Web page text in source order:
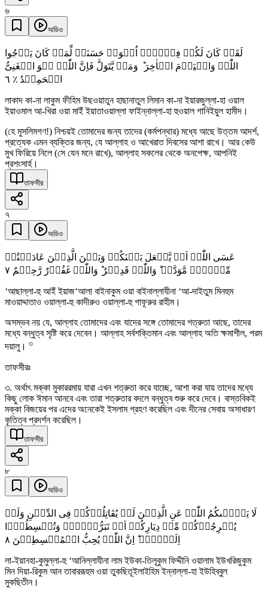
৬
অডিও
لَقَدۡ کَانَ لَکُمۡ فِیۡہِمۡ اُسۡوَۃٌ حَسَنَۃٌ لِّمَنۡ کَانَ یَرۡجُوا
اللّٰہَ وَالۡیَوۡمَ الۡاٰخِرَ ؕ وَمَنۡ یَّتَوَلَّ فَاِنَّ اللّٰہَ ہُوَ الۡغَنِیُّ
الۡحَمِیۡدُ ٪ ٦
লাকাদ কা-না লাকুম ফীহিম উছওয়াতুন হাছানাতুল লিমান কা-না ইয়ারজুল্লা-হা ওয়াল
ইয়াওমাল আ-খিরা ওয়া মাইঁ ইয়াতাওয়াল্লা ফাইন্নাল্লা-হা হুওয়াল গানিইয়ুল হামীদ।
(হে মুসলিমগণ!) নিশ্চয়ই তোমাদের জন্য তাদের (কর্মপন্থার) মধ্যে আছে উত্তম আদর্শ,
প্রত্যেক এমন ব্যক্তির জন্য, যে আল্লাহ ও আখেরাত দিবসের আশা রাখে। আর কেউ
মুখ ফিরিয়ে নিলে (সে যেন মনে রাখে), আল্লাহ সকলের থেকে অনপেক্ষ, আপনিই
প্রশংসার্হ।
তাফসীর
৭
অডিও
عَسَی اللّٰہُ اَنۡ یَّجۡعَلَ بَیۡنَکُمۡ وَبَیۡنَ الَّذِیۡنَ عَادَیۡتُمۡ
مِّنۡہُمۡ مَّوَدَّۃً ؕ وَاللّٰہُ قَدِیۡرٌ ؕ وَاللّٰہُ غَفُوۡرٌ رَّحِیۡمٌ ٧
‘আছাল্লা-হু আইঁ ইয়াজ‘আলা বাইনাকুম ওয়া বাইনাল্লাযীনা ‘আ-দাইতুম মিনহুম
মাওয়াদ্দাতাও ওয়াল্লা-হু কাদীরুও ওয়াল্লা-হু গাফূরুর রাহীম।
অসম্ভব নয় যে, আল্লাহ তোমাদের এবং যাদের সঙ্গে তোমাদের শত্রুতা আছে, তাদের
মধ্যে বন্ধুত্ব সৃষ্টি করে দেবেন। আল্লাহ সর্বশক্তিমান এবং আল্লাহ অতি ক্ষমাশীল, পরম
দয়ালু। ৩
তাফসীরঃ
৩. অর্থাৎ মক্কা মুকাররমায় যারা এখন শত্রুতা করে যাচ্ছে, আশা করা যায় তাদের মধ্যে
কিছু লোক ঈমান আনবে এবং তারা শত্রুতার বদলে বন্ধুত্ব শুরু করে দেবে। বাস্তবিকই
মক্কা বিজয়ের পর এদের অনেকেই ইসলাম গ্রহণ করেছিল এবং দীনের সেবায় অসাধারণ
কৃতিত্ব প্রদর্শন করেছিল।
তাফসীর
৮
অডিও
لَا یَنۡہٰىکُمُ اللّٰہُ عَنِ الَّذِیۡنَ لَمۡ یُقَاتِلُوۡکُمۡ فِی الدِّیۡنِ وَلَمۡ
یُخۡرِجُوۡکُمۡ مِّنۡ دِیَارِکُمۡ اَنۡ تَبَرُّوۡہُمۡ وَتُقۡسِطُوۡۤا
اِلَیۡہِمۡ ؕ اِنَّ اللّٰہَ یُحِبُّ الۡمُقۡسِطِیۡنَ ٨
লা-ইয়ানহা-কুমুল্লা-হু ‘আনিল্লাযীনা লাম ইউকা-তিলূকুম ফিদ্দীনি ওয়ালাম ইউখরিজুকুম
মিন দিয়া-রিকুম আন তাবাররূহুম ওয়া তুকছিতূইলাইহিম ইন্নাল্লা-হা ইউহিব্বুল
মুকছিতীন।